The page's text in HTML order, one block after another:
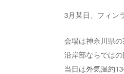
3月某日、フィン
会場は神奈川県
沿岸部ならでは
当日は外気温約